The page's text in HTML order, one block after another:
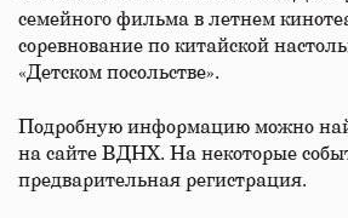
семейного фильма в летнем
соревнование по китайской
«Детском посольстве».
Подробную информацию можно
на сайте ВДНХ. На некоторые
предварительная регистрация.